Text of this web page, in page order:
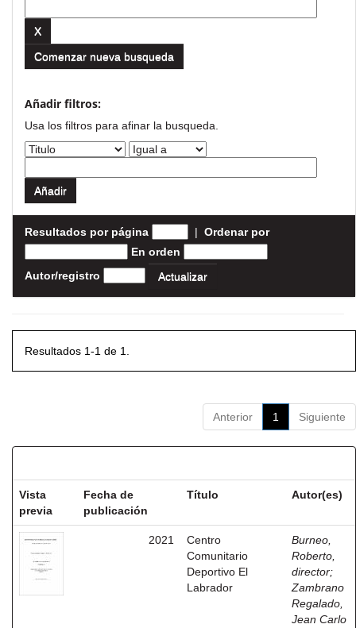
Comenzar nueva busqueda
Añadir filtros:
Usa los filtros para afinar la busqueda.
Resultados por página | Ordenar por
En orden
Autor/registro
Resultados 1-1 de 1.
Anterior 1 Siguiente
Vista
previa
Fecha de
publicación
Título Autor(es)
2021
Centro
Comunitario
Deportivo El
Labrador
Burneo,
Roberto,
director;
Zambrano
Regalado,
Jean Carlo